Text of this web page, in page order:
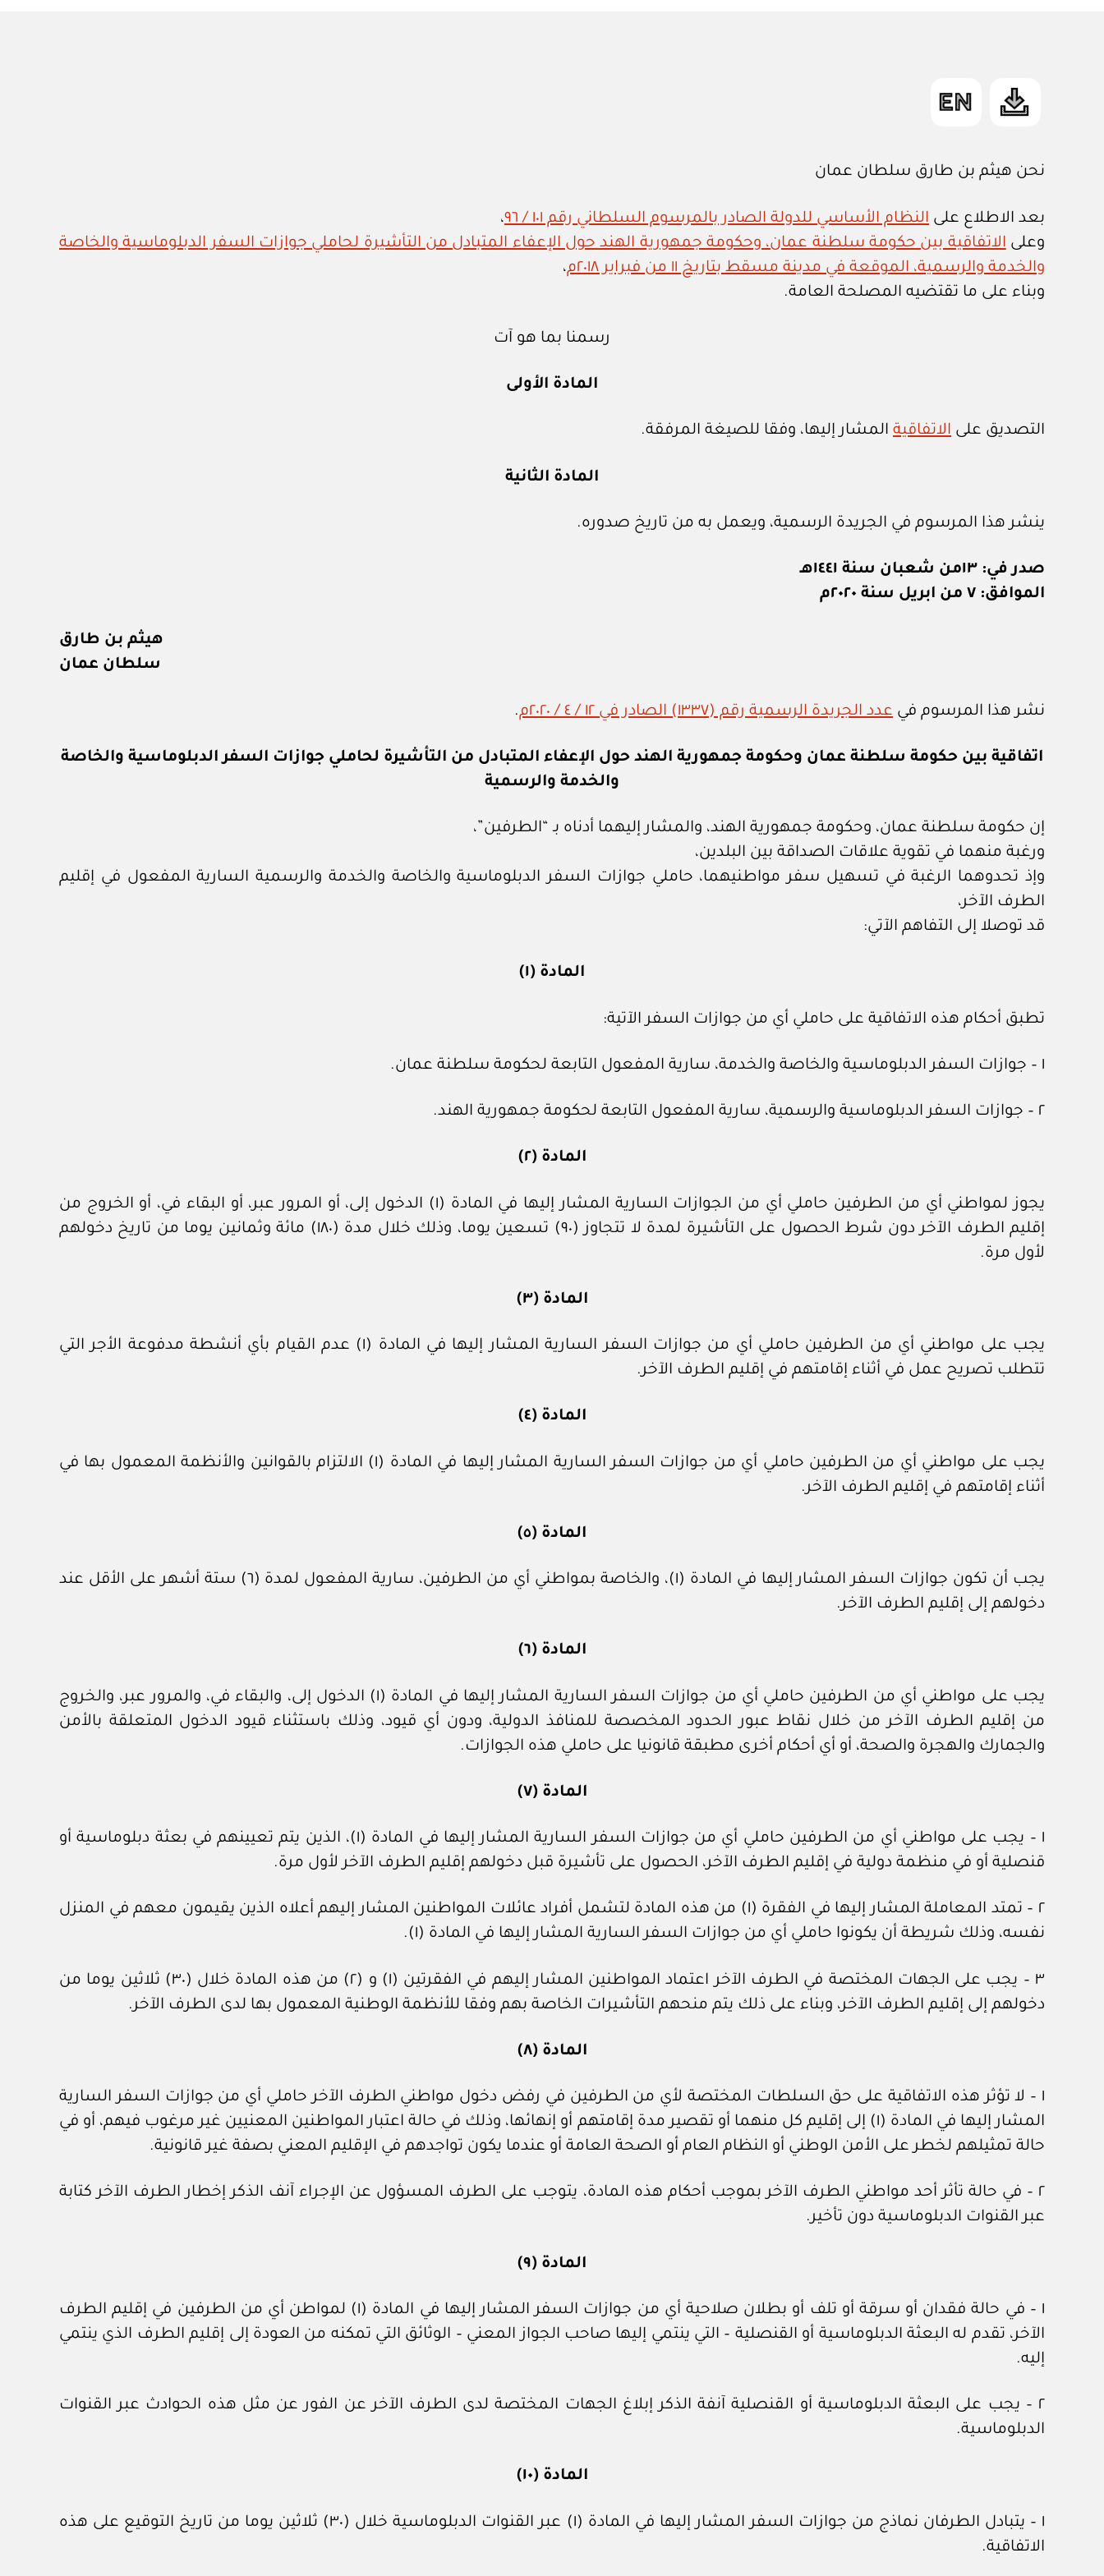
نحن هيثم بن طارق سلطان عمان
بعد الاطلاع على النظام الأساسي للدولة الصادر بالمرسوم السلطاني رقم ١٠١ / ٩٦
،
وعلى الاتفاقية بين حكومة سلطنة عمان، وحكومة جمهورية الهند حول الإعفاء المتبادل من التأشيرة لحاملي جوازات السفر الدبلوماسية والخاصة
والخدمة والرسمية، الموقعة في مدينة مسقط بتاريخ ١١ من فبراير ٢٠١٨م
،
وبناء على ما تقتضيه المصلحة العامة.
رسمنا بما هو آت
المادة الأولى
التصديق على الاتفاقية المشار إليها، وفقا للصيغة المرفقة.
المادة الثانية
ينشر هذا المرسوم في الجريدة الرسمية، ويعمل به من تاريخ صدوره.
صدر في: ١٣من شعبان سنة ١٤٤١هـ
الموافق: ٧ من ابريل سنة ٢٠٢٠م
هيثم بن طارق
سلطان عمان
نشر هذا المرسوم في عدد الجريدة الرسمية رقم (١٣٣٧) الصادر في ١٢ / ٤ / ٢٠٢٠م .
اتفاقية بين حكومة سلطنة عمان وحكومة جمهورية الهند حول الإعفاء المتبادل من التأشيرة لحاملي جوازات السفر الدبلوماسية والخاصة
والخدمة والرسمية
إن حكومة سلطنة عمان، وحكومة جمهورية الهند، والمشار إليهما أدناه بـ “الطرفين”،
ورغبة منهما في تقوية علاقات الصداقة بين البلدين،
وإذ تحدوهما الرغبة في تسهيل سفر مواطنيهما، حاملي جوازات السفر الدبلوماسية والخاصة والخدمة والرسمية السارية المفعول في إقليم
الطرف الآخر،
قد توصلا إلى التفاهم الآتي:
المادة (١)
تطبق أحكام هذه الاتفاقية على حاملي أي من جوازات السفر الآتية:
١ – جوازات السفر الدبلوماسية والخاصة والخدمة، سارية المفعول التابعة لحكومة سلطنة عمان.
٢ – جوازات السفر الدبلوماسية والرسمية، سارية المفعول التابعة لحكومة جمهورية الهند.
المادة (٢)
يجوز لمواطني أي من الطرفين حاملي أي من الجوازات السارية المشار إليها في المادة (١) الدخول إلى، أو المرور عبر، أو البقاء في، أو الخروج من
إقليم الطرف الآخر دون شرط الحصول على التأشيرة لمدة لا تتجاوز (٩٠) تسعين يوما، وذلك خلال مدة (١٨٠) مائة وثمانين يوما من تاريخ دخولهم
لأول مرة.
المادة (٣)
يجب على مواطني أي من الطرفين حاملي أي من جوازات السفر السارية المشار إليها في المادة (١) عدم القيام بأي أنشطة مدفوعة الأجر التي
تتطلب تصريح عمل في أثناء إقامتهم في إقليم الطرف الآخر.
المادة (٤)
يجب على مواطني أي من الطرفين حاملي أي من جوازات السفر السارية المشار إليها في المادة (١) الالتزام بالقوانين والأنظمة المعمول بها في
أثناء إقامتهم في إقليم الطرف الآخر.
المادة (٥)
يجب أن تكون جوازات السفر المشار إليها في المادة (١)، والخاصة بمواطني أي من الطرفين، سارية المفعول لمدة (٦) ستة أشهر على الأقل عند
دخولهم إلى إقليم الطرف الآخر.
المادة (٦)
يجب على مواطني أي من الطرفين حاملي أي من جوازات السفر السارية المشار إليها في المادة (١) الدخول إلى، والبقاء في، والمرور عبر، والخروج
من إقليم الطرف الآخر من خلال نقاط عبور الحدود المخصصة للمنافذ الدولية، ودون أي قيود، وذلك باستثناء قيود الدخول المتعلقة بالأمن
والجمارك والهجرة والصحة، أو أي أحكام أخرى مطبقة قانونيا على حاملي هذه الجوازات.
المادة (٧)
١ – يجب على مواطني أي من الطرفين حاملي أي من جوازات السفر السارية المشار إليها في المادة (١)، الذين يتم تعيينهم في بعثة دبلوماسية أو
قنصلية أو في منظمة دولية في إقليم الطرف الآخر، الحصول على تأشيرة قبل دخولهم إقليم الطرف الآخر لأول مرة.
٢ – تمتد المعاملة المشار إليها في الفقرة (١) من هذه المادة لتشمل أفراد عائلات المواطنين المشار إليهم أعلاه الذين يقيمون معهم في المنزل
نفسه، وذلك شريطة أن يكونوا حاملي أي من جوازات السفر السارية المشار إليها في المادة (١).
٣ – يجب على الجهات المختصة في الطرف الآخر اعتماد المواطنين المشار إليهم في الفقرتين (١) و (٢) من هذه المادة خلال (٣٠) ثلاثين يوما من
دخولهم إلى إقليم الطرف الآخر، وبناء على ذلك يتم منحهم التأشيرات الخاصة بهم وفقا للأنظمة الوطنية المعمول بها لدى الطرف الآخر.
المادة (٨)
١ – لا تؤثر هذه الاتفاقية على حق السلطات المختصة لأي من الطرفين في رفض دخول مواطني الطرف الآخر حاملي أي من جوازات السفر السارية
المشار إليها في المادة (١) إلى إقليم كل منهما أو تقصير مدة إقامتهم أو إنهائها، وذلك في حالة اعتبار المواطنين المعنيين غير مرغوب فيهم، أو في
حالة تمثيلهم لخطر على الأمن الوطني أو النظام العام أو الصحة العامة أو عندما يكون تواجدهم في الإقليم المعني بصفة غير قانونية.
٢ – في حالة تأثر أحد مواطني الطرف الآخر بموجب أحكام هذه المادة، يتوجب على الطرف المسؤول عن الإجراء آنف الذكر إخطار الطرف الآخر كتابة
عبر القنوات الدبلوماسية دون تأخير.
المادة (٩)
١ – في حالة فقدان أو سرقة أو تلف أو بطلان صلاحية أي من جوازات السفر المشار إليها في المادة (١) لمواطن أي من الطرفين في إقليم الطرف
الآخر، تقدم له البعثة الدبلوماسية أو القنصلية – التي ينتمي إليها صاحب الجواز المعني – الوثائق التي تمكنه من العودة إلى إقليم الطرف الذي ينتمي
إليه.
٢ – يجب على البعثة الدبلوماسية أو القنصلية آنفة الذكر إبلاغ الجهات المختصة لدى الطرف الآخر عن الفور عن مثل هذه الحوادث عبر القنوات
الدبلوماسية.
المادة (١٠)
١ – يتبادل الطرفان نماذج من جوازات السفر المشار إليها في المادة (١) عبر القنوات الدبلوماسية خلال (٣٠) ثلاثين يوما من تاريخ التوقيع على هذه
الاتفاقية.